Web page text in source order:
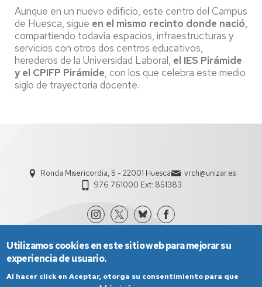
Aunque en un nuevo edificio, este centro del Campus
de Huesca, sigue en el mismo recinto donde nació,
compartiendo todavía espacios, infraestructuras y
servicios con otros dos centros educativos,
herederos de la Universidad Laboral, el IES Pirámide
y el CPIFP Pirámide, con los que celebra este medio
siglo de trayectoria docente.
Ronda Misericordia, 5 - 22001 Huesca
vrch@unizar.es
976 761000 Ext: 851383
Utilizamos cookies en este sitio web para mejorar su
experiencia de usuario.
Al hacer click en Aceptar, otorga su consentimiento para que